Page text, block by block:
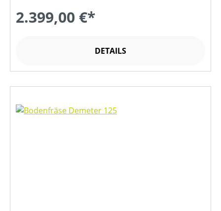
2.399,00 €*
DETAILS